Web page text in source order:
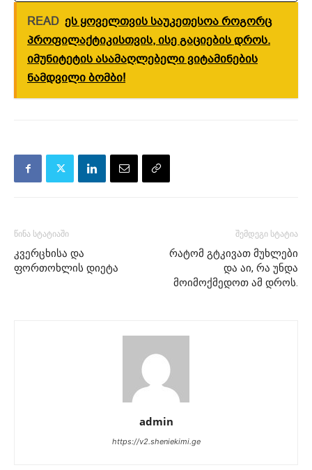
READ ეს ყოველთვის საუკეთესოა როგორც
პროფილაქტიკისთვის, ისე გაციების დროს.
იმუნიტეტის ასამაღლებელი ვიტამინების
ნამდვილი ბომბი!
წინა სტატიაში
კვერცხისა და
ფორთოხლის დიეტა
შემდეგი სტატია
რატომ გტკივათ მუხლები
და აი, რა უნდა
მოიმოქმედოთ ამ დროს.
admin
https://v2.sheniekimi.ge